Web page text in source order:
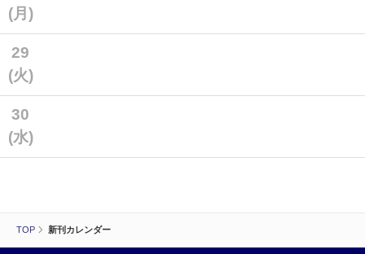
TOP 新刊カレンダー
(月)
29
(火)
30
(水)